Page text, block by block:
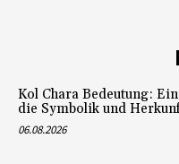
Kol Chara Bedeutung:
die Symbolik und
06.08.2026